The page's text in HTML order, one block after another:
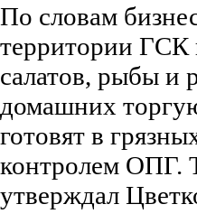
По словам
территории ГСК
салатов, рыбы и
домашних
готовят в
контролем ОПГ.
утверждал